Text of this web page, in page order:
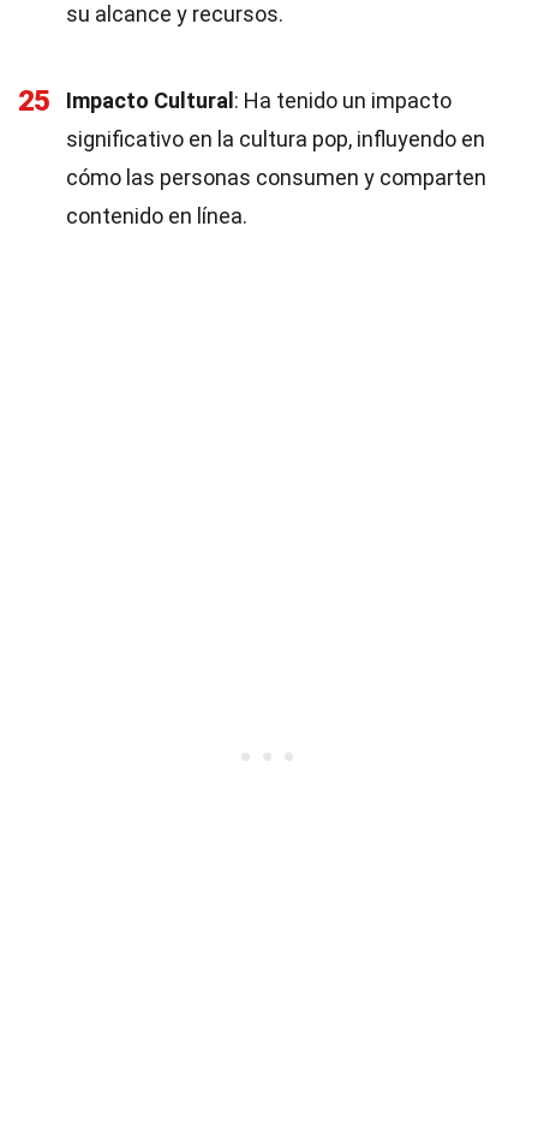
su alcance y recursos.
25 Impacto Cultural : Ha tenido un impacto
significativo en la cultura pop, influyendo en
cómo las personas consumen y comparten
contenido en línea.